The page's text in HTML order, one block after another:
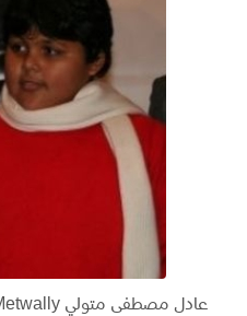
عادل مصطفى متولي Adel Mostafa Metwally